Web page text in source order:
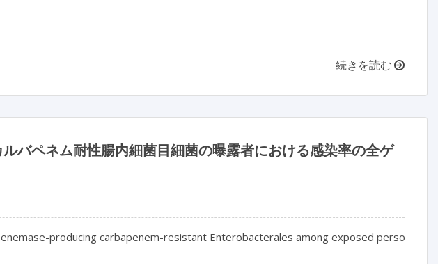
続きを読む
バペネム耐性腸内細菌目細菌の曝露者における感染率の全ゲ
producing carbapenem-resistant Enterobacterales among exposed persons in